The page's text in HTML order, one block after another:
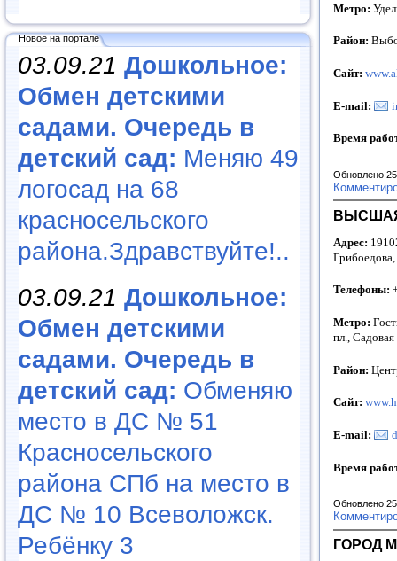
Новое на портале
03.09.21 Дошкольное:
Обмен детскими
садами. Очередь в
детский сад: Меняю 49
логосад на 68
красносельского
района.Здравствуйте!..
03.09.21 Дошкольное:
Обмен детскими
садами. Очередь в
детский сад: Обменяю
место в ДС № 51
Красносельского
района СПб на место в
ДС № 10 Всеволожск.
Ребёнку 3
Метро:
Район:
Сайт:
E-mail:
Время
Обновлено
Адрес:
Телефоны:
Метро:
пл., Садовая
Район:
Сайт:
E-mail:
Время
Обновлено
ГОРОД